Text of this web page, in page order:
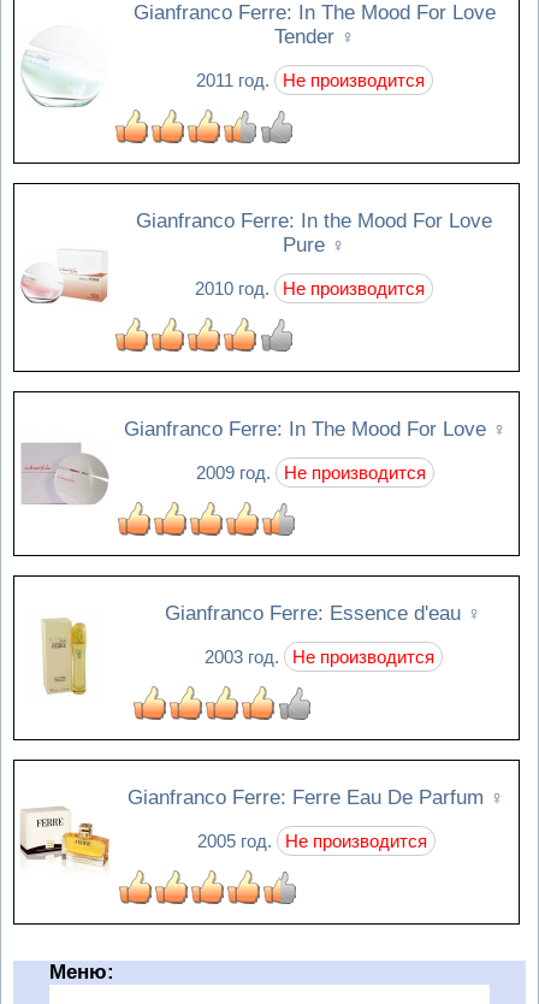
Gianfranco Ferre: In The Mood For Love
Tender ♀
2011 год. Не производится
Gianfranco Ferre: In the Mood For Love
Pure ♀
2010 год. Не производится
Gianfranco Ferre: In The Mood For Love ♀
2009 год. Не производится
Gianfranco Ferre: Essence d'eau ♀
2003 год. Не производится
Gianfranco Ferre: Ferre Eau De Parfum ♀
2005 год. Не производится
Меню: